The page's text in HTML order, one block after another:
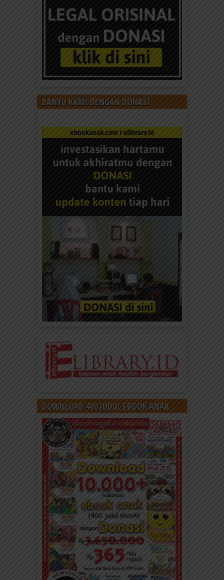
BANTU KAMI DENGAN DONASI
DOWNLOAD 400 JUDUL EBOOK ANAK